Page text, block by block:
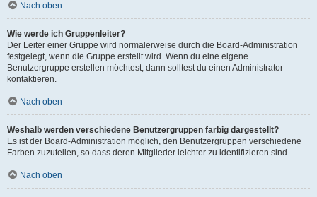
Nach oben
Wie werde ich Gruppenleiter?
Der Leiter einer Gruppe wird normalerweise durch die Board-Administration
festgelegt, wenn die Gruppe erstellt wird. Wenn du eine eigene
Benutzergruppe erstellen möchtest, dann solltest du einen Administrator
kontaktieren.
Nach oben
Weshalb werden verschiedene Benutzergruppen farbig dargestellt?
Es ist der Board-Administration möglich, den Benutzergruppen verschiedene
Farben zuzuteilen, so dass deren Mitglieder leichter zu identifizieren sind.
Nach oben